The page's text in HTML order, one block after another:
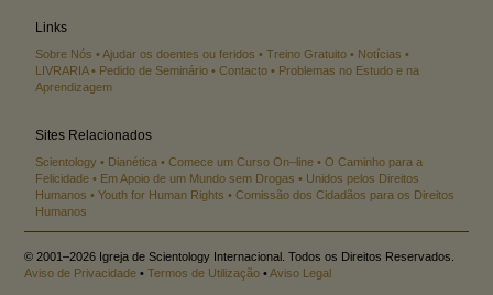
Links
Sobre Nós Ajudar os doentes ou feridos Treino Gratuito
Notícias
LIVRARIA
Pedido de Seminário Contacto
Problemas no Estudo e na
Aprendizagem
Sites Relacionados
Scientology Dianética Comece um Curso On–line
O Caminho para a
Felicidade
Em Apoio de um Mundo sem Drogas
Unidos pelos Direitos
Humanos
Youth for Human Rights
Comissão dos Cidadãos para os Direitos
Humanos
© 2001–2026 Igreja de Scientology Internacional. Todos os Direitos Reservados.
Aviso de Privacidade •Termos de Utilização •Aviso Legal